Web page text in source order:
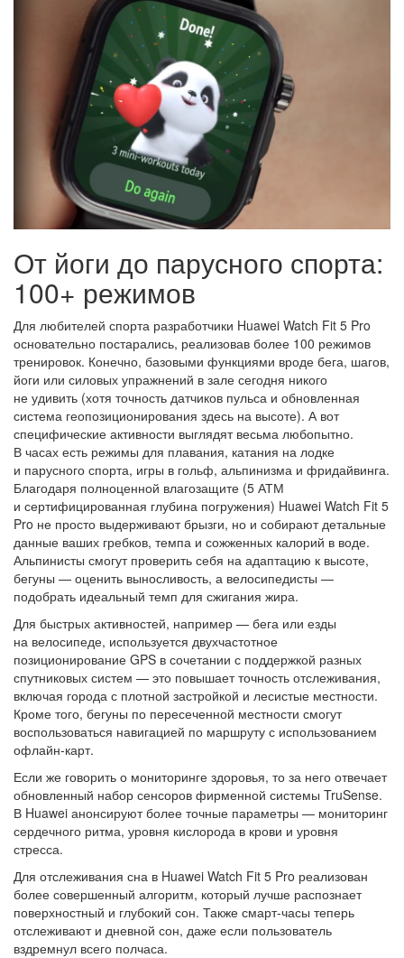
От йоги до парусного спорта:
100+ режимов
Для любителей спорта разработчики Huawei Watch Fit 5 Pro
основательно постарались, реализовав более 100 режимов
тренировок. Конечно, базовыми функциями вроде бега, шагов,
йоги или силовых упражнений в зале сегодня никого
не удивить (хотя точность датчиков пульса и обновленная
система геопозиционирования здесь на высоте). А вот
специфические активности выглядят весьма любопытно.
В часах есть режимы для плавания, катания на лодке
и парусного спорта, игры в гольф, альпинизма и фридайвинга.
Благодаря полноценной влагозащите (5 АТМ
и сертифицированная глубина погружения) Huawei Watch Fit 5
Pro не просто выдерживают брызги, но и собирают детальные
данные ваших гребков, темпа и сожженных калорий в воде.
Альпинисты смогут проверить себя на адаптацию к высоте,
бегуны — оценить выносливость, а велосипедисты —
подобрать идеальный темп для сжигания жира.
Для быстрых активностей, например — бега или езды
на велосипеде, используется двухчастотное
позиционирование GPS в сочетании с поддержкой разных
спутниковых систем — это повышает точность отслеживания,
включая города с плотной застройкой и лесистые местности.
Кроме того, бегуны по пересеченной местности смогут
воспользоваться навигацией по маршруту с использованием
офлайн-карт.
Если же говорить о мониторинге здоровья, то за него отвечает
обновленный набор сенсоров фирменной системы TruSense.
В Huawei анонсируют более точные параметры — мониторинг
сердечного ритма, уровня кислорода в крови и уровня
стресса.
Для отслеживания сна в Huawei Watch Fit 5 Pro реализован
более совершенный алгоритм, который лучше распознает
поверхностный и глубокий сон. Также смарт-часы теперь
отслеживают и дневной сон, даже если пользователь
вздремнул всего полчаса.